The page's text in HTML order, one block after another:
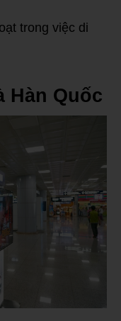
trong việc di
Hàn Quốc